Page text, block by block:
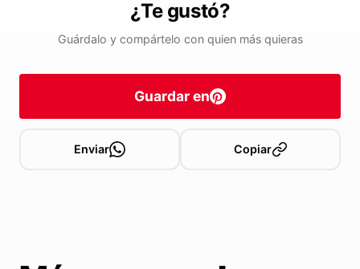
¿Te gustó?
Guárdalo y compártelo con quien más quieras
Guardar en
Enviar Copiar